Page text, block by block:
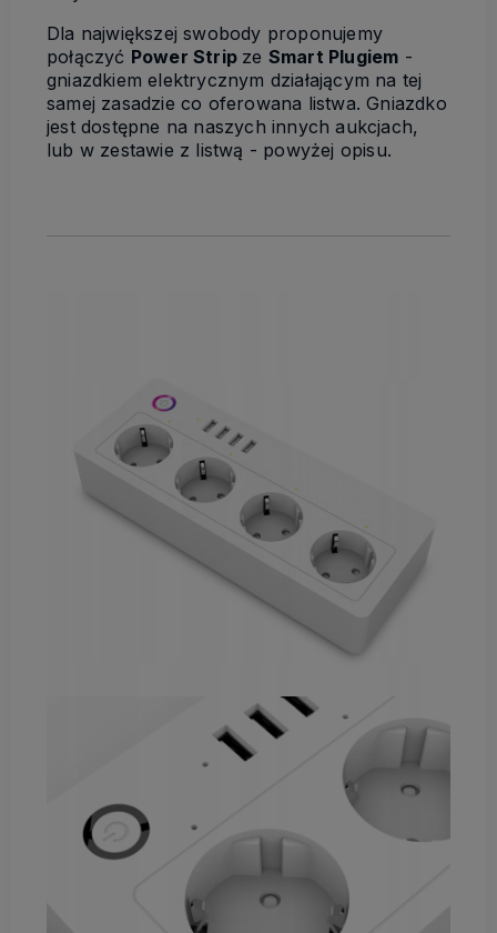
Dla największej swobody proponujemy
połączyć Power Strip ze Smart Plugiem -
gniazdkiem elektrycznym działającym na tej
samej zasadzie co oferowana listwa. Gniazdko
jest dostępne na naszych innych aukcjach,
lub w zestawie z listwą - powyżej opisu.